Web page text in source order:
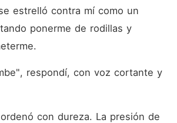
estrelló contra mí como un
ponerme de rodillas y
respondí, con voz cortante y
con dureza. La presión de